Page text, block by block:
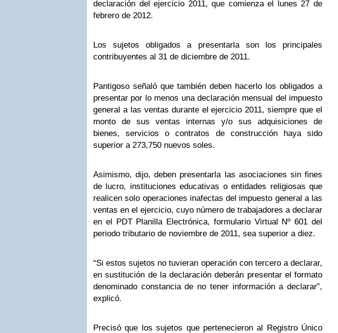
declaración del ejercicio 2011, que comienza el lunes 27 de
febrero de 2012.
Los sujetos obligados a presentarla son los principales
contribuyentes al 31 de diciembre de 2011.
Pantigoso señaló que también deben hacerlo los obligados a
presentar por lo menos una declaración mensual del impuesto
general a las ventas durante el ejercicio 2011, siempre que el
monto de sus ventas internas y/o sus adquisiciones de
bienes, servicios o contratos de construcción haya sido
superior a 273,750 nuevos soles.
Asimismo, dijo, deben presentarla las asociaciones sin fines
de lucro, instituciones educativas o entidades religiosas que
realicen solo operaciones inafectas del impuesto general a las
ventas en el ejercicio, cuyo número de trabajadores a declarar
en el PDT Planilla Electrónica, formulario Virtual Nº 601 del
periodo tributario de noviembre de 2011, sea superior a diez.
“Si estos sujetos no tuvieran operación con tercero a declarar,
en sustitución de la declaración deberán presentar el formato
denominado constancia de no tener información a declarar”,
explicó.
Precisó que los sujetos que pertenecieron al Registro Único